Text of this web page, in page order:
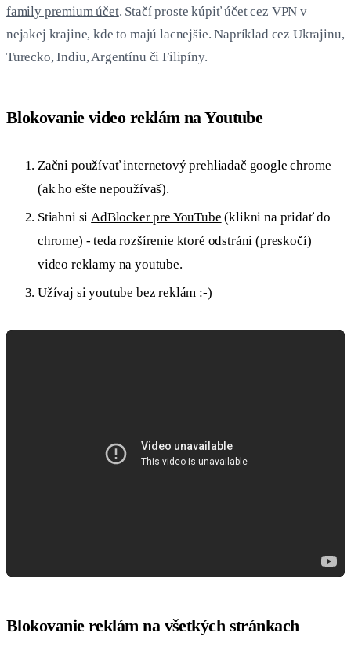
family premium účet. Stačí proste kúpiť účet cez VPN v
nejakej krajine, kde to majú lacnejšie. Napríklad cez Ukrajinu,
Turecko, Indiu, Argentínu či Filipíny.
Blokovanie video reklám na Youtube
Začni používať internetový prehliadač google chrome
(ak ho ešte nepoužívaš).
Stiahni si AdBlocker pre YouTube (klikni na pridať do
chrome) - teda rozšírenie ktoré odstráni (preskočí)
video reklamy na youtube.
Užívaj si youtube bez reklám :-)
Blokovanie reklám na všetkých stránkach